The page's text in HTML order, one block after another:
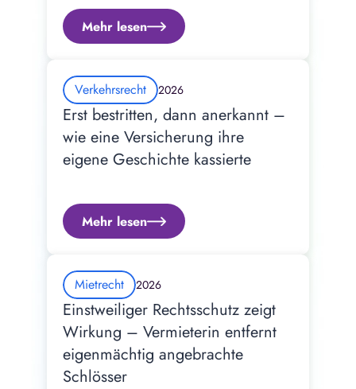
Mehr lesen
Verkehrsrecht 2026
Erst bestritten, dann anerkannt –
wie eine Versicherung ihre
eigene Geschichte kassierte
Mehr lesen
Mietrecht 2026
Einstweiliger Rechtsschutz zeigt
Wirkung – Vermieterin entfernt
eigenmächtig angebrachte
Schlösser